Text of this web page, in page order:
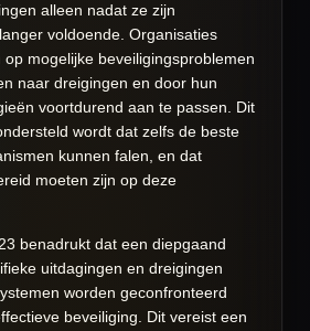
alleen nadat ze zijn
voldoende. Organisaties
mogelijke beveiligingsproblemen
naar dreigingen en door hun
voortdurend aan te passen. Dit
wordt dat zelfs de beste
kunnen falen, en dat
moeten zijn op deze
benadrukt dat een diepgaand
uitdagingen en dreigingen
worden geconfronteerd
beveiliging. Dit vereist een